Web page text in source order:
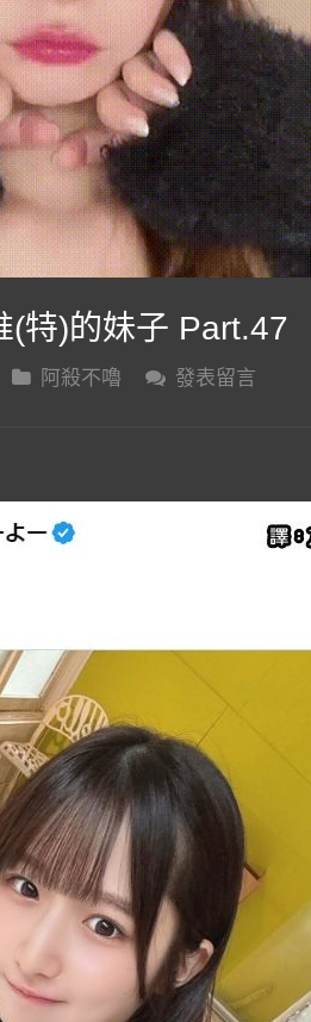
(特)的妹子 Part.47
阿殺不嚕
發表留言